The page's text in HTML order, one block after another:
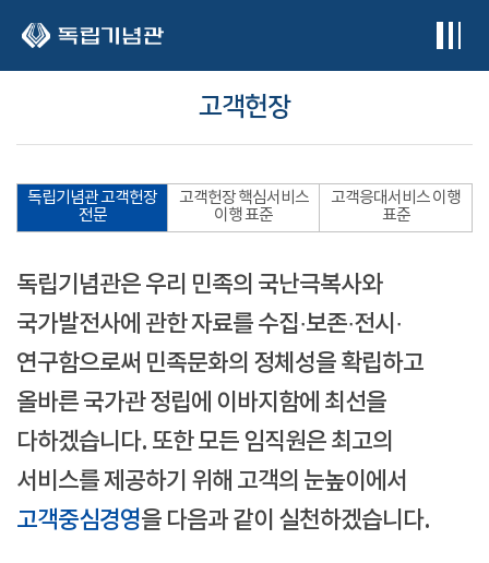
고객헌장
독립기념관 고객헌장
전문
고객헌장 핵심서비스
이행 표준
고객응대서비스 이행
표준
독립기념관은 우리 민족의 국난극복사와
국가발전사에 관한 자료를 수집·보존·전시·
연구함으로써 민족문화의 정체성을 확립하고
올바른 국가관 정립에 이바지함에 최선을
다하겠습니다. 또한 모든 임직원은 최고의
서비스를 제공하기 위해 고객의 눈높이에서
고객중심경영을 다음과 같이 실천하겠습니다.